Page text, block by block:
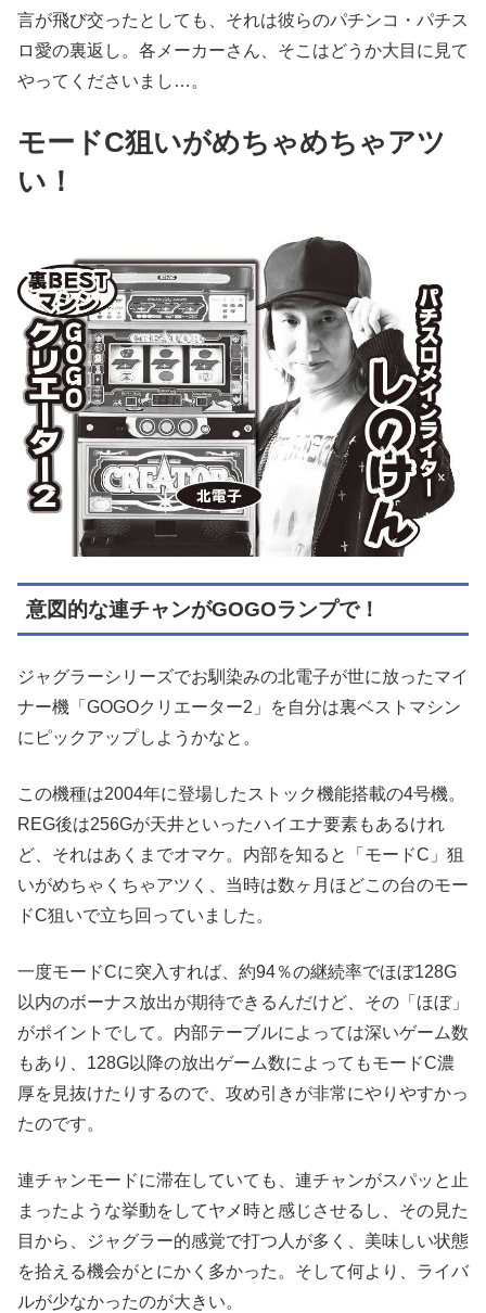
言が飛び交ったとしても、それは彼らのパチンコ・パチス
ロ愛の裏返し。各メーカーさん、そこはどうか大目に見て
やってくださいまし…。
モードC狙いがめちゃめちゃアツ
い！
意図的な連チャンがGOGOランプで！
ジャグラーシリーズでお馴染みの北電子が世に放ったマイ
ナー機「GOGOクリエーター2」を自分は裏ベストマシン
にピックアップしようかなと。
この機種は2004年に登場したストック機能搭載の4号機。
REG後は256Gが天井といったハイエナ要素もあるけれ
ど、それはあくまでオマケ。内部を知ると「モードC」狙
いがめちゃくちゃアツく、当時は数ヶ月ほどこの台のモー
ドC狙いで立ち回っていました。
一度モードCに突入すれば、約94％の継続率でほぼ128G
以内のボーナス放出が期待できるんだけど、その「ほぼ」
がポイントでして。内部テーブルによっては深いゲーム数
もあり、128G以降の放出ゲーム数によってもモードC濃
厚を見抜けたりするので、攻め引きが非常にやりやすかっ
たのです。
連チャンモードに滞在していても、連チャンがスパッと止
まったような挙動をしてヤメ時と感じさせるし、その見た
目から、ジャグラー的感覚で打つ人が多く、美味しい状態
を拾える機会がとにかく多かった。そして何より、ライバ
ルが少なかったのが大きい。